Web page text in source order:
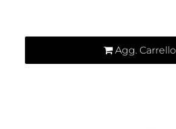
Agg. Carrello